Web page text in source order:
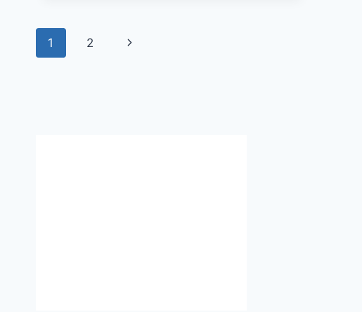
Navegació
1 2
Pàgina